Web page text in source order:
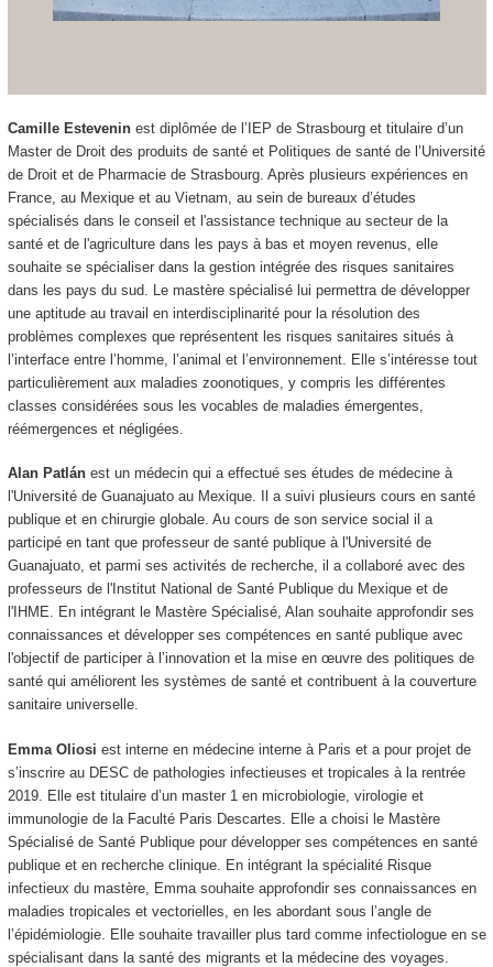
Camille Esteveninest diplômée de l’IEP de Strasbourg et titulaire d’un
Master de Droit des produits de santé et Politiques de santé de l’Université
de Droit et de Pharmacie de Strasbourg. Après plusieurs expériences en
France, au Mexique et au Vietnam, au sein de bureaux d’études
spécialisés dans le conseil et l'assistance technique au secteur de la
santé et de l'agriculture dans les pays à bas et moyen revenus, elle
souhaite se spécialiser dans la gestion intégrée des risques sanitaires
dans les pays du sud. Le mastère spécialisé lui permettra de développer
une aptitude au travail en interdisciplinarité pour la résolution des
problèmes complexes que représentent les risques sanitaires situés à
l’interface entre l’homme, l’animal et l’environnement. Elle s’intéresse tout
particulièrement aux maladies zoonotiques, y compris les différentes
classes considérées sous les vocables de maladies émergentes,
réémergences et négligées.
Alan Patlánest un médecin qui a effectué ses études de médecine à
l'Université de Guanajuato au Mexique. Il a suivi plusieurs cours en santé
publique et en chirurgie globale. Au cours de son service social il a
participé en tant que professeur de santé publique à l'Université de
Guanajuato, et parmi ses activités de recherche, il a collaboré avec des
professeurs de l'Institut National de Santé Publique du Mexique et de
l'IHME. En intégrant le Mastère Spécialisé, Alan souhaite approfondir ses
connaissances et développer ses compétences en santé publique avec
l'objectif de participer à l’innovation et la mise en œuvre des politiques de
santé qui améliorent les systèmes de santé et contribuent à la couverture
sanitaire universelle.
Emma Oliosi est interne en médecine interne à Paris et a pour projet de
s’inscrire au DESC de pathologies infectieuses et tropicales à la rentrée
2019. Elle est titulaire d’un master 1 en microbiologie, virologie et
immunologie de la Faculté Paris Descartes. Elle a choisi le Mastère
Spécialisé de Santé Publique pour développer ses compétences en santé
publique et en recherche clinique. En intégrant la spécialité Risque
infectieux du mastère, Emma souhaite approfondir ses connaissances en
maladies tropicales et vectorielles, en les abordant sous l’angle de
l’épidémiologie. Elle souhaite travailler plus tard comme infectiologue en se
spécialisant dans la santé des migrants et la médecine des voyages.